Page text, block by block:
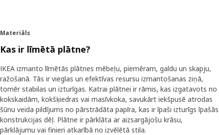
Materiāls
Kas ir līmētā plātne?
IKEA izmanto līmētās plātnes mēbeļu, piemēram, galdu un skapju,
ražošanā. Tās ir vieglas un efektīvas resursu izmantošanas ziņā,
tomēr stabilas un izturīgas. Katrai plātnei ir rāmis, kas izgatavots no
kokskaidām, kokšķiedras vai masīvkoka, savukārt iekšpusē atrodas
šūnu veida pildījums no pārstrādāta papīra, kas ir īpaši izturīgs īpašās
konstrukcijas dēļ. Plātne ir pārklāta ar aizsargājošu krāsu,
pārklājumu vai finieri atkarībā no izvēlētā stila.